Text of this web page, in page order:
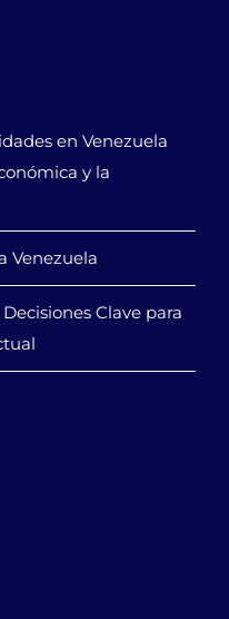
en Venezuela
y la
Venezuela
Clave para